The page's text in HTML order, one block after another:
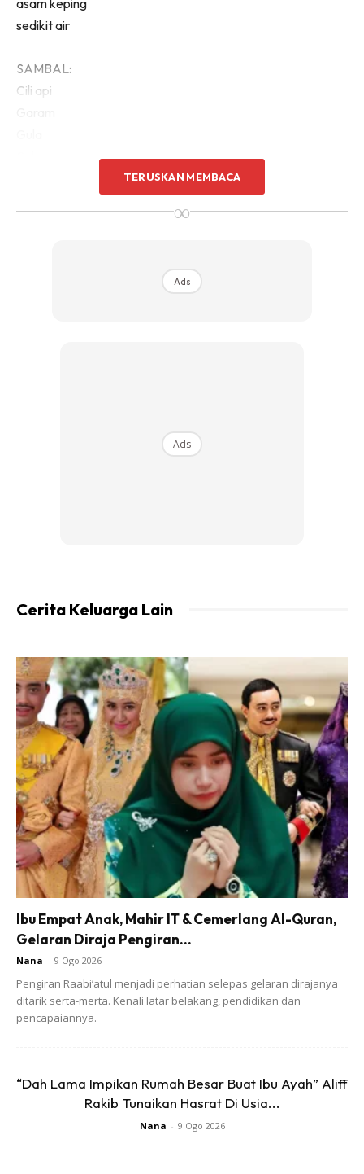
sedikit air
SAMBAL:
Cili api
🖋️Saya guna loyang pizza jenis non stick, saiz 10 inci.. Beli
kat kedai bakery. Ada juga dijual di kedai2 homeware,
pasaraya, shopee dll
TERUSKAN MEMBACA
∞
Ads
Ads
Cerita Keluarga Lain
Ibu Empat Anak, Mahir IT & Cemerlang Al-Quran,
Gelaran Diraja Pengiran...
Nana - 9 Ogo 2026
Pengiran Raabi’atul menjadi perhatian selepas gelaran dirajanya
ditarik serta-merta. Kenali latar belakang, pendidikan dan
pencapaiannya.
“Dah Lama Impikan Rumah Besar Buat Ibu Ayah” Aliff
Rakib Tunaikan Hasrat Di Usia...
Nana - 9 Ogo 2026